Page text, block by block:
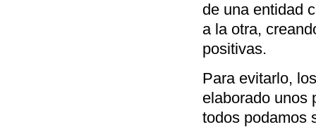
de una entidad
a la otra,
positivas.
Para evitarlo,
elaborado unos
todos podamos